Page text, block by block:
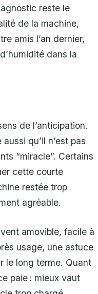
reste le
de la machine,
amis l’an dernier,
dans la
de l’anticipation.
qu’il n’est pas
“miracle”. Certains
cette courte
restée trop
agréable.
amovible, facile à
usage, une astuce
le long terme. Quant
paie : mieux vaut